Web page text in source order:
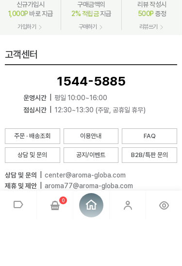
0
신규가입시
1,000P 바로 지급
가입하기
구매금액의
2% 적립금지급
구매하기
리뷰 작성시
500P 증정
리뷰쓰기
고객센터
1544-5885
운영시간
평일 10:00~16:00
점심시간
12:30~13:30 (주말, 공휴일 휴무)
주문 · 배송조회 이용안내 FAQ
상담 및 문의 공지/이벤트 B2B/특판 문의
상담 및 문의
center@aroma-globa.com
제휴 및 제안
aroma77@aroma-globa.com